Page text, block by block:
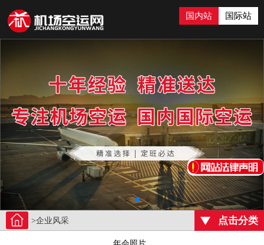
国内站 国际站
>企业风采 点击分类